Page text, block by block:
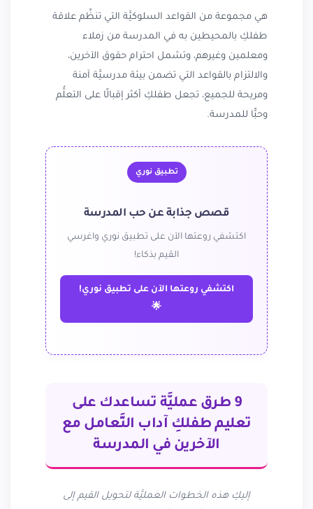
هي مجموعة من القواعد السلوكيَّة التي تنظِّم علاقة
طفلكِ بالمحيطين به في المدرسة من زملاء
ومعلمين وغيرهم، وتشمل احترام حقوق الآخرين،
والالتزام بالقواعد التي تضمن بيئة مدرسيَّة آمنة
ومريحة للجميع، تجعل طفلكِ أكثر إقبالًا على التعلُّم
وحبًّا للمدرسة.
تطبيق نوري
قصص جذابة عن حب المدرسة
اكتشفي روعتها الآن على تطبيق نوري واغرسي
القيم بذكاء!
اكتشفي روعتها الآن على تطبيق نوري!
🌟
9 طرق عمليَّة تساعدك على
تعليم طفلكِ آداب التَّعامل مع
الآخرين في المدرسة
إليكِ هذه الخطوات العمليَّة لتحويل القيم إلى